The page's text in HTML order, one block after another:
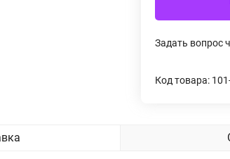
Задать вопрос
Код товара: